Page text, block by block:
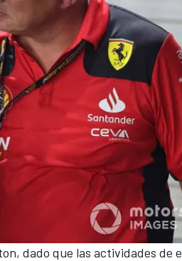
, dado que las actividades de